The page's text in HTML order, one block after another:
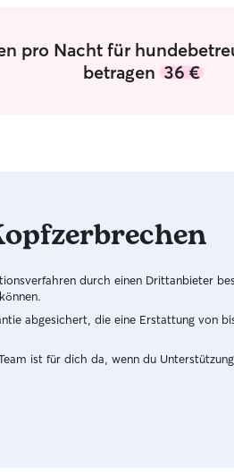
pro Nacht für
betragen36 €
durch einen Drittanbieter
abgesichert, die eine Erstattung von
ist für dich da, wenn du